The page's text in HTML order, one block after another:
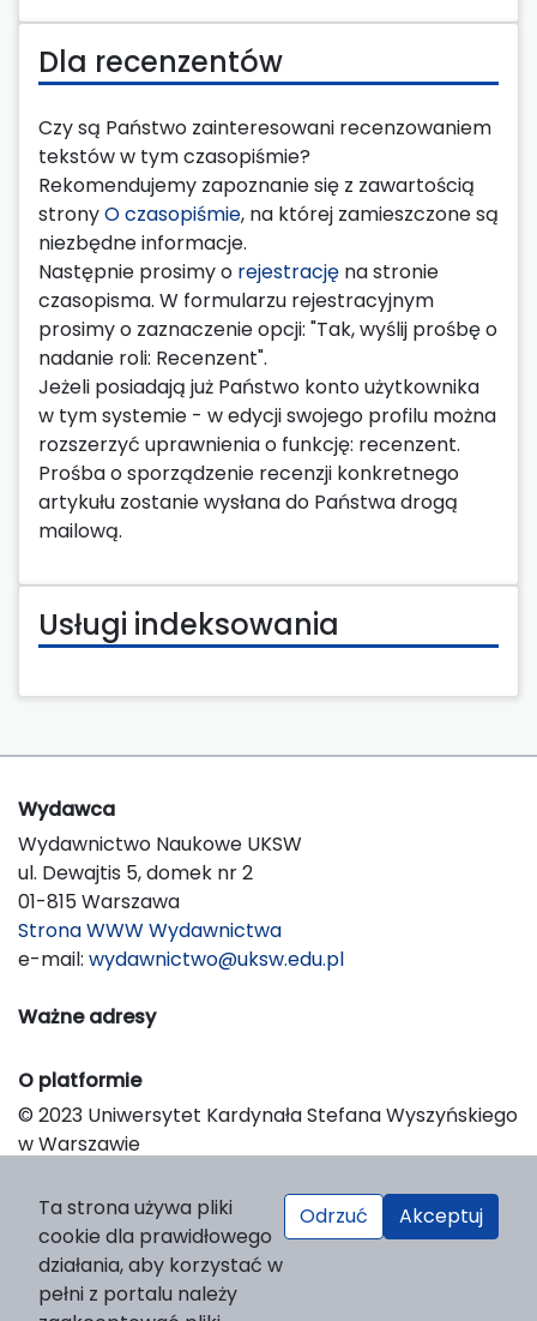
Dla recenzentów
Czy są Państwo zainteresowani recenzowaniem
tekstów w tym czasopiśmie?
Rekomendujemy zapoznanie się z zawartością
stronyO czasopiśmie, na której zamieszczone są
niezbędne informacje.
Następnie prosimy o rejestrację na stronie
czasopisma. W formularzu rejestracyjnym
prosimy o zaznaczenie opcji: "Tak, wyślij prośbę o
nadanie roli: Recenzent".
Jeżeli posiadają już Państwo konto użytkownika
w tym systemie - w edycji swojego profilu można
rozszerzyć uprawnienia o funkcję: recenzent.
Prośba o sporządzenie recenzji konkretnego
artykułu zostanie wysłana do Państwa drogą
mailową.
Usługi indeksowania
Wydawca
Wydawnictwo Naukowe UKSW
ul. Dewajtis 5, domek nr 2
01-815 Warszawa
Strona WWW Wydawnictwa
e-mail: wydawnictwo@uksw.edu.pl
Ważne adresy
O platformie
© 2023 Uniwersytet Kardynała Stefana Wyszyńskiego
w Warszawie
Platform & Workflow by OJS/PKP
Ta strona używa pliki
cookie dla prawidłowego
działania, aby korzystać w
pełni z portalu należy
Odrzuć Akceptuj